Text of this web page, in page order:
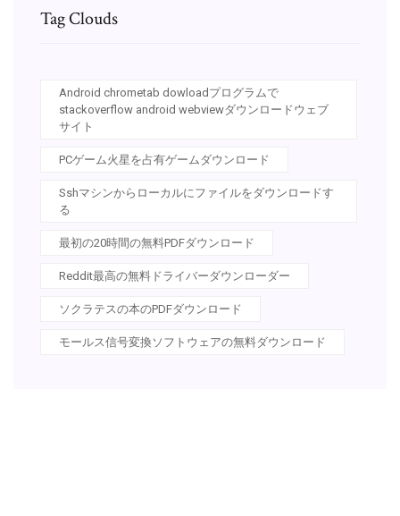
Tag Clouds
Android chrometab dowloadプログラムで
stackoverflow android webviewダウンロードウェブ
サイト
PCゲーム火星を占有ゲームダウンロード
Sshマシンからローカルにファイルをダウンロードす
る
最初の20時間の無料PDFダウンロード
Reddit最高の無料ドライバーダウンローダー
ソクラテスの本のPDFダウンロード
モールス信号変換ソフトウェアの無料ダウンロード